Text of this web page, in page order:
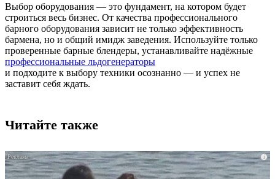
Выбор оборудования — это фундамент, на котором будет
строиться весь бизнес. От качества профессионального
барного оборудования зависит не только эффективность
бармена, но и общий имидж заведения. Используйте только
проверенные барные блендеры, устанавливайте надёжные
профессиональные льдогенераторы
и подходите к выбору техники осознанно — и успех не
заставит себя ждать.
Читайте также
i